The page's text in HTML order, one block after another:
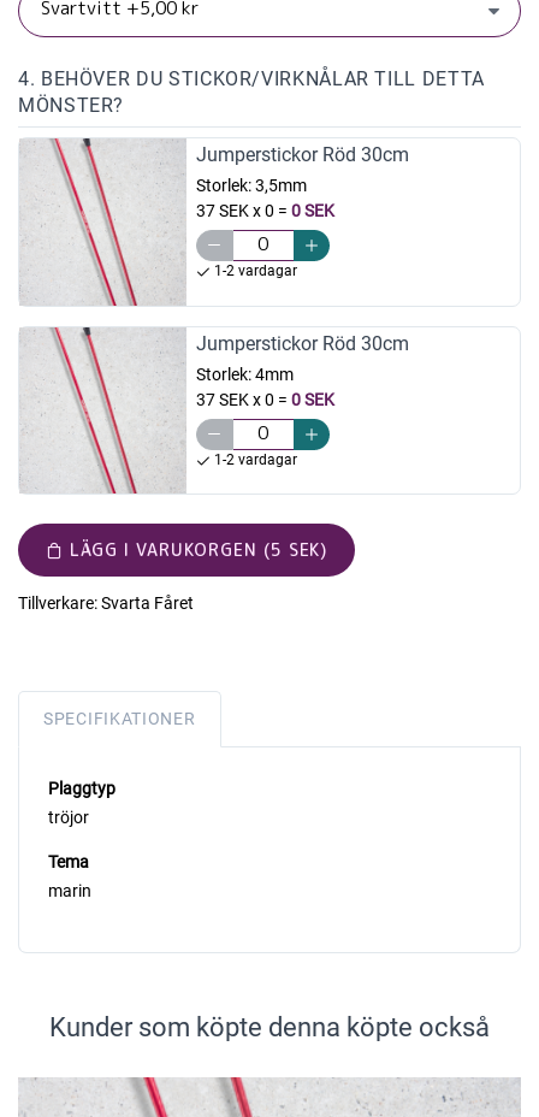
4. BEHÖVER DU STICKOR/VIRKNÅLAR TILL DETTA
MÖNSTER?
Jumperstickor Röd 30cm
Storlek:3,5mm
37 SEK x 0 = 0 SEK
1-2 vardagar
Jumperstickor Röd 30cm
Storlek:4mm
37 SEK x 0 = 0 SEK
1-2 vardagar
LÄGG I VARUKORGEN (5 SEK)
Tillverkare:Svarta Fåret
SPECIFIKATIONER
Plaggtyp
tröjor
Tema
marin
Kunder som köpte denna köpte också